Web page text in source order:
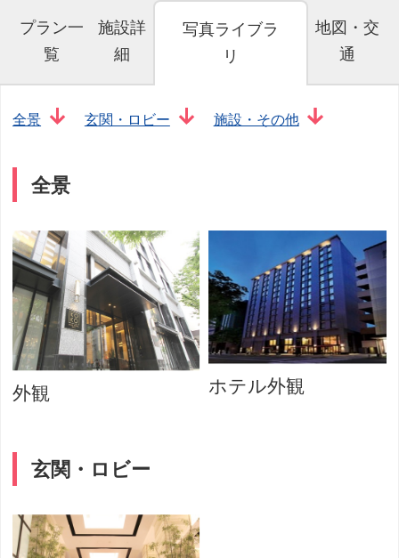
プラン一
覧
施設詳
細
写真ライブラ
リ
地図・交
通
全景 玄関・ロビー 施設・その他
全景
外観 ホテル外観
玄関・ロビー